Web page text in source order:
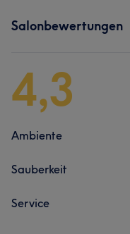
Salonbewertungen
4,3
Ambiente
Sauberkeit
Service